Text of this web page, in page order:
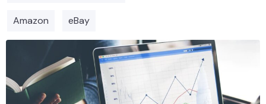
Amazon eBay